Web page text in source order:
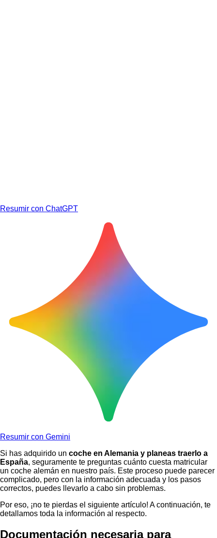
Resumir con ChatGPT
Resumir con Gemini
Si has adquirido un coche en Alemania y planeas traerlo a
España, seguramente te preguntas cuánto cuesta matricular
un coche alemán en nuestro país. Este proceso puede parecer
complicado, pero con la información adecuada y los pasos
correctos, puedes llevarlo a cabo sin problemas.
Por eso, ¡no te pierdas el siguiente artículo! A continuación, te
detallamos toda la información al respecto.
Documentación necesaria para